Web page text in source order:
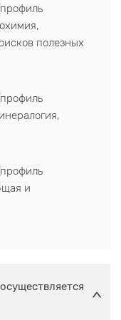
полезных
и